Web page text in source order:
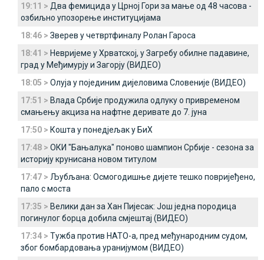
19:11 > Два фемицида у Црној Гори за мање од 48 часова -
озбиљно упозорење институцијама
18:46 > Зверев у четвртфиналу Ролан Гароса
18:41 > Невријеме у Хрватској, у Загребу обилне падавине,
град у Међимурју и Загорју (ВИДЕО)
18:05 > Олуја у појединим дијеловима Словеније (ВИДЕО)
17:51 > Влада Србије продужила одлуку о привременом
смањењу акциза на нафтне деривате до 7. јуна
17:50 > Кошта у понедјељак у БиХ
17:48 > ОКИ "Бањалука" поново шампион Србије - сезона за
историју крунисана новом титулом
17:47 > Љубљана: Осмогодишње дијете тешко повријеђено,
пало с моста
17:35 > Велики дан за Хан Пијесак: Још једна породица
погинулог борца добила смјештај (ВИДЕО)
17:34 > Тужба против НАТО-а, пред међународним судом,
због бомбардовања уранијумом (ВИДЕО)